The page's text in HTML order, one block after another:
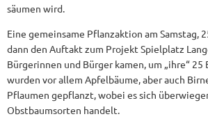
säumen wird.
Eine gemeinsame Pflanzaktion am Samstag,
dann den Auftakt zum Projekt Spielplatz
Bürgerinnen und Bürger kamen, um „ihre“ 25
wurden vor allem Apfelbäume, aber auch
Pflaumen gepflanzt, wobei es sich
Obstbaumsorten handelt.